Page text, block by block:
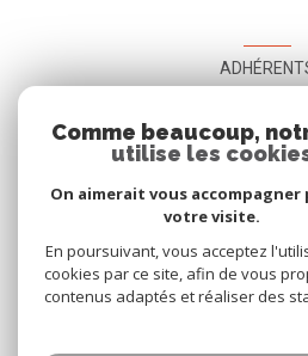
Nous
Comme beaucoup,
utilise les
On aimerait vous accompagner
votre visite.
En poursuivant, vous acceptez
cookies par ce site, afin de vous
contenus adaptés et réaliser des